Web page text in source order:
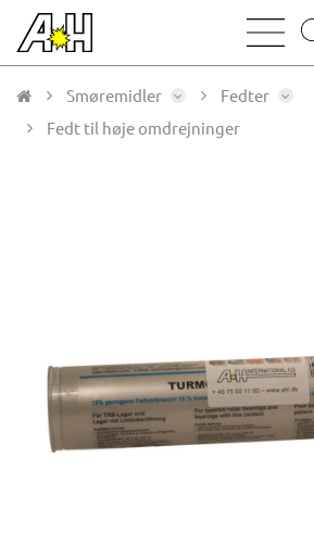
bars
Smøremidler
Fedter
Fedt til høje omdrejninger